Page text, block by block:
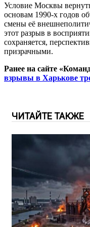
Условие Москвы
основам 1990-х годов
смены её
этот разрыв в
сохраняется,
призрачными.
Ранее на сайте
взрывы в Харькове
ЧИТАЙТЕ ТАКЖЕ